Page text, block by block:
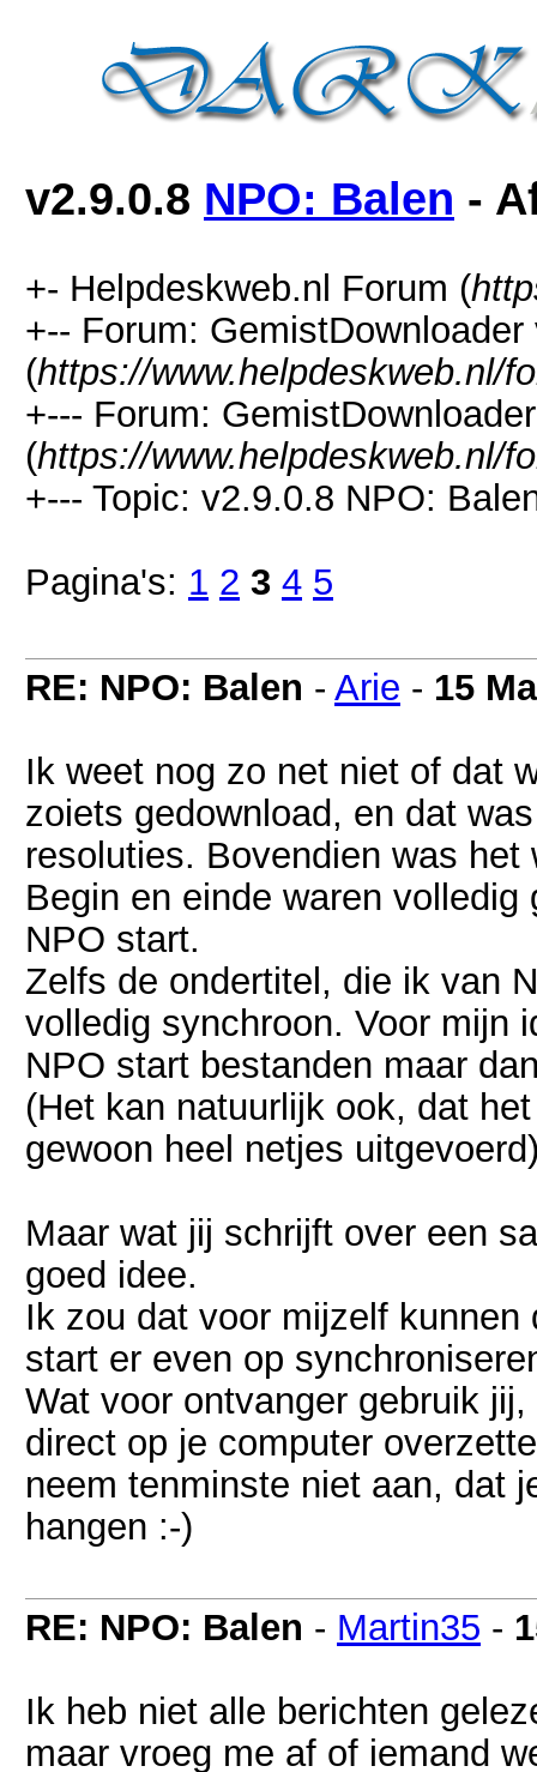
v2.9.0.8 NPO: Balen -
+- Helpdeskweb.nl Forum (
+-- Forum:
(https://www.helpdeskweb.nl/
+--- Forum: GemistDownloader
(https://www.helpdeskweb.nl/
+--- Topic: v2.9.0.8 NPO:
Pagina's: 1 2 3 4 5
RE: NPO: Balen - Arie - 15
Ik weet nog zo net niet of dat
zoiets gedownload, en dat
resoluties. Bovendien was
Begin en einde waren
NPO start.
Zelfs de ondertitel, die ik van
volledig synchroon. Voor mijn
NPO start bestanden maar
(Het kan natuurlijk ook, dat
gewoon heel netjes
Maar wat jij schrijft over een
goed idee.
Ik zou dat voor mijzelf
start er even op
Wat voor ontvanger gebruik
direct op je computer
neem tenminste niet aan, dat
hangen :-)
RE: NPO: Balen - Martin35 -
Ik heb niet alle berichten
maar vroeg me af of iemand